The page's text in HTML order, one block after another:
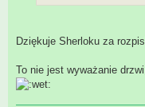
Dziękuje Sherloku za
To nie jest wyważanie